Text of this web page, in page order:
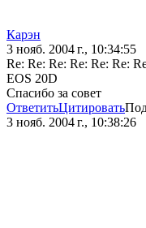
Карэн
3 нояб. 2004 г., 10:34:55
Re: Re: Re: Re: Re: Re:
EOS 20D
Спасибо за совет
ОтветитьЦитировать
3 нояб. 2004 г., 10:38:26